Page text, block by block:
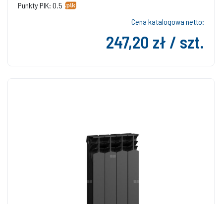
Punkty PIK: 0.5
Cena katalogowa netto:
247,20 zł / szt.